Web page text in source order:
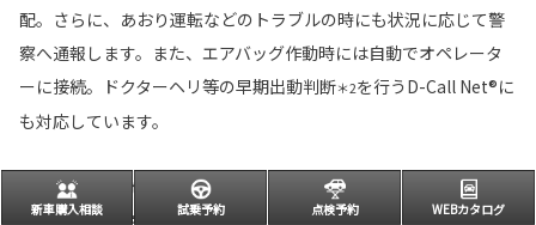
配。さらに、あおり運転などのトラブルの時にも状況に応じて警
察へ通報します。また、エアバッグ作動時には自動でオペレータ
ーに接続。ドクターヘリ等の早期出動判断＊2を行うD-Call Net®に
も対応しています。
対応T-Connectサービスプラン
新車購入相談 試乗予約 点検予約 WEBカタログ